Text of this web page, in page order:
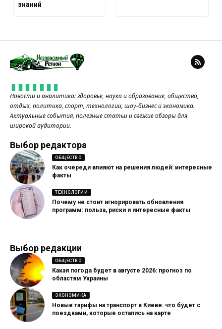
знаний
Новости и аналитика: здоровье, наука и образование, общество,
отдых, политика, спорт, технологии, шоу-бизнес и экономика.
Актуальные события, полезные статьи и свежие обзоры для
широкой аудитории.
Выбор редактора
ОБЩЕСТВО
Как очереди влияют на решения людей: интересные
факты
ТЕХНОЛОГИИ
Почему не стоит игнорировать обновления
программ: польза, риски и интересные факты
Выбор редакции
ОБЩЕСТВО
Какая погода будет в августе 2026: прогноз по
областям Украины
ЭКОНОМИКА
Новые тарифы на транспорт в Киеве: что будет с
поездками, которые остались на карте